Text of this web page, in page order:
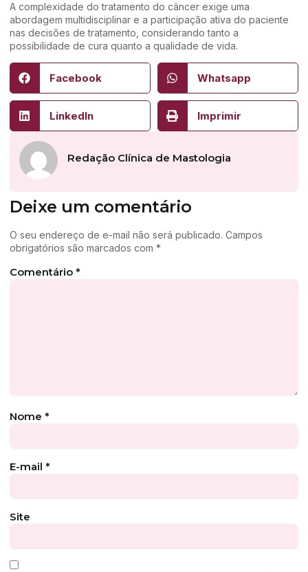
A complexidade do tratamento do câncer exige uma
abordagem multidisciplinar e a participação ativa do paciente
nas decisões de tratamento, considerando tanto a
possibilidade de cura quanto a qualidade de vida.
Facebook Whatsapp
LinkedIn Imprimir
Redação Clínica de Mastologia
Deixe um comentário
O seu endereço de e-mail não será publicado. Campos
obrigatórios são marcados com *
Comentário *
Nome *
E-mail *
Site